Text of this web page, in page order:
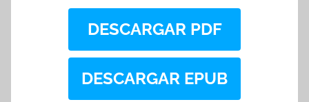
DESCARGAR PDF
DESCARGAR EPUB